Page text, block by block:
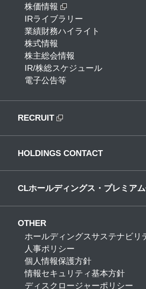
株価情報
IRライブラリー
業績財務ハイライト
株式情報
株主総会情報
IR/株総スケジュール
電子公告等
RECRUIT
HOLDINGS CONTACT
CLホールディングス・プレミア
OTHER
ホールディングスサステナビリ
人事ポリシー
個人情報保護方針
情報セキュリティ基本方針
ディスクロージャーポリシー